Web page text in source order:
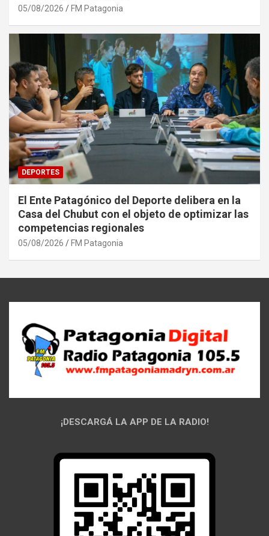
05/08/2026 FM Patagonia
DEPORTES
El Ente Patagónico del Deporte delibera en la
Casa del Chubut con el objeto de optimizar las
competencias regionales
05/08/2026 FM Patagonia
¡DESCARGÁ LA APP DE LA RADIO!